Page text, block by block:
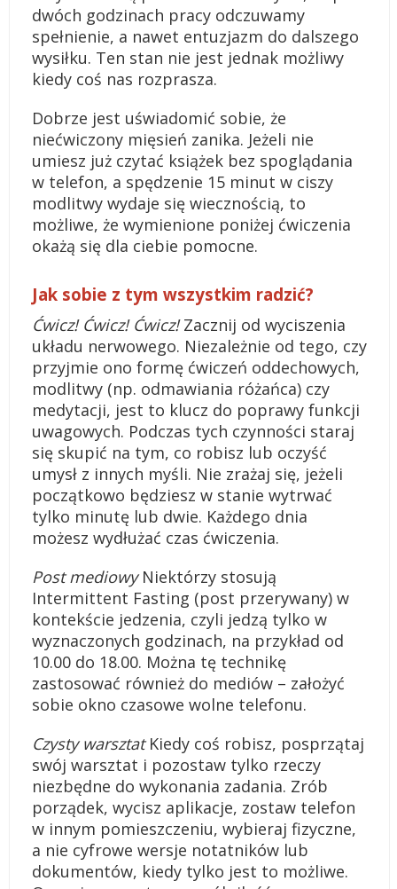
dwóch godzinach pracy odczuwamy
spełnienie, a nawet entuzjazm do dalszego
wysiłku. Ten stan nie jest jednak możliwy
kiedy coś nas rozprasza.
Dobrze jest uświadomić sobie, że
niećwiczony mięsień zanika. Jeżeli nie
umiesz już czytać książek bez spoglądania
w telefon, a spędzenie 15 minut w ciszy
modlitwy wydaje się wiecznością, to
możliwe, że wymienione poniżej ćwiczenia
okażą się dla ciebie pomocne.
Jak sobie z tym wszystkim radzić?
Ćwicz! Ćwicz! Ćwicz!Zacznij od wyciszenia
układu nerwowego. Niezależnie od tego, czy
przyjmie ono formę ćwiczeń oddechowych,
modlitwy (np. odmawiania różańca) czy
medytacji, jest to klucz do poprawy funkcji
uwagowych. Podczas tych czynności staraj
się skupić na tym, co robisz lub oczyść
umysł z innych myśli. Nie zrażaj się, jeżeli
początkowo będziesz w stanie wytrwać
tylko minutę lub dwie. Każdego dnia
możesz wydłużać czas ćwiczenia.
Post mediowyNiektórzy stosują
Intermittent Fasting (post przerywany) w
kontekście jedzenia, czyli jedzą tylko w
wyznaczonych godzinach, na przykład od
10.00 do 18.00. Można tę technikę
zastosować również do mediów – założyć
sobie okno czasowe wolne telefonu.
Czysty warsztatKiedy coś robisz, posprzątaj
swój warsztat i pozostaw tylko rzeczy
niezbędne do wykonania zadania. Zrób
porządek, wycisz aplikacje, zostaw telefon
w innym pomieszczeniu, wybieraj fizyczne,
a nie cyfrowe wersje notatników lub
dokumentów, kiedy tylko jest to możliwe.